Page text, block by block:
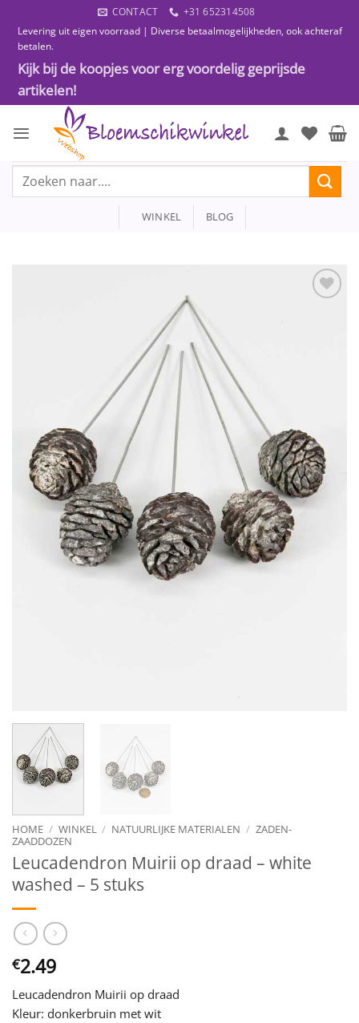
naar
inhoud
CONTACT
+31 652314508
Levering uit eigen voorraad | Diverse betaalmogelijkheden, ook achteraf
betalen.
Kijk bij de koopjes voor erg voordelig geprijsde
artikelen!
Zoeken
WINKEL BLOG
HOME / WINKEL / NATUURLIJKE MATERIALEN / ZADEN-
ZAADDOZEN
Leucadendron Muirii op draad – white
washed – 5 stuks
€2.49
Leucadendron Muirii op draad
Kleur: donkerbruin met wit